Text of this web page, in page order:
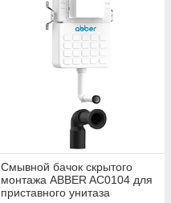
Смывной бачок скрытого
монтажа ABBER AC0104 для
приставного унитаза